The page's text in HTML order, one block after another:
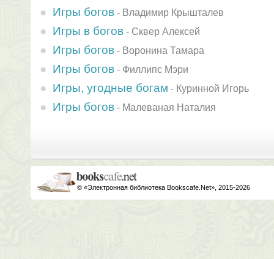
Игры богов - Владимир Крышталев
Игры в богов - Сквер Алексей
Игры богов - Воронина Тамара
Игры богов - Филлипс Мэри
Игры, угодные богам - Куринной Игорь
Игры богов - Малеваная Наталия
© «Электронная библиотека Bookscafe.Net», 2015-2026